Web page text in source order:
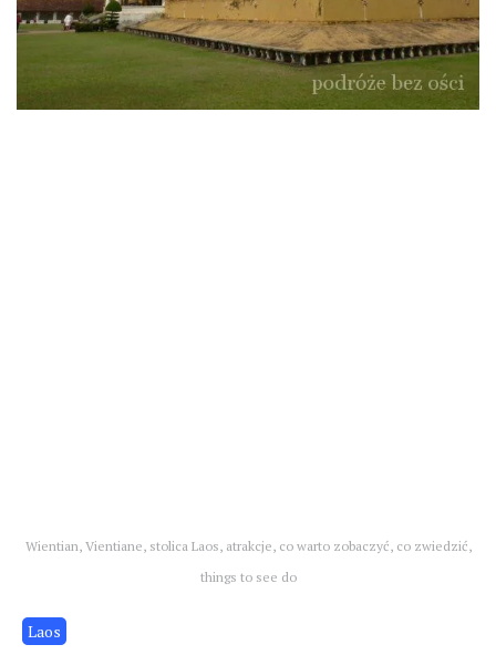
Wientian, Vientiane, stolica Laos, atrakcje, co warto zobaczyć, co zwiedzić,
things to see do
Laos